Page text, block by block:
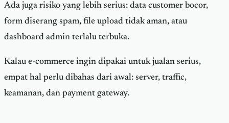
Ada juga risiko yang lebih serius: data customer bocor,
form diserang spam, file upload tidak aman, atau
dashboard admin terlalu terbuka.
Kalau e-commerce ingin dipakai untuk jualan serius,
empat hal perlu dibahas dari awal: server, traffic,
keamanan, dan payment gateway.